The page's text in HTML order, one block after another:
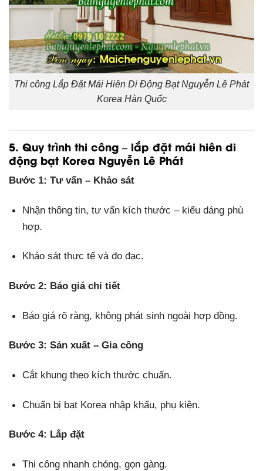
Thi công Lắp Đặt Mái Hiên Di Động Bạt Nguyễn Lê Phát
Korea Hàn Quốc
5. Quy trình thi công – lắp đặt mái hiên di
động bạt Korea Nguyễn Lê Phát
Bước 1: Tư vấn – Khảo sát
Nhận thông tin, tư vấn kích thước – kiểu dáng phù
hợp.
Khảo sát thực tế và đo đạc.
Bước 2: Báo giá chi tiết
Báo giá rõ ràng, không phát sinh ngoài hợp đồng.
Bước 3: Sản xuất – Gia công
Cắt khung theo kích thước chuẩn.
Chuẩn bị bạt Korea nhập khẩu, phụ kiện.
Bước 4: Lắp đặt
Thi công nhanh chóng, gọn gàng.